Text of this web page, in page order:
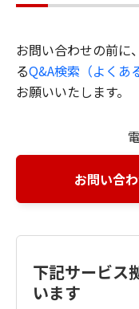
お問い合わせの前に
るQ&A検索（よくあ
お願いいたします。
お問い合
下記サービス
います